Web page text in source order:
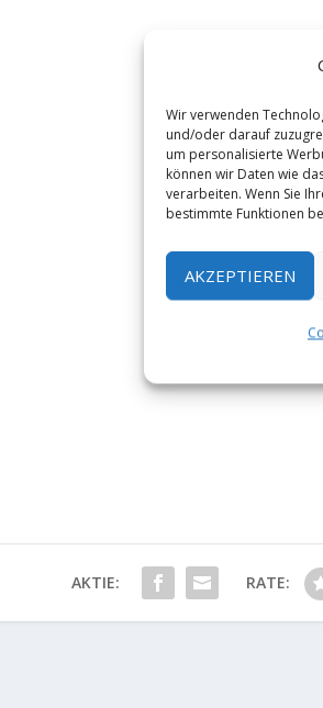
Wir verwenden
und/oder darauf
um personalisierte
können wir Daten wie
verarbeiten. Wenn Sie
bestimmte Funktionen
AKZEPTIEREN
AKTIE: RATE: